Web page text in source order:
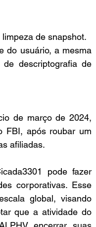
de snapshot.
do usuário, a mesma
descriptografia de
de março de 2024,
FBI, após roubar um
afiliadas.
pode fazer
corporativas. Esse
global, visando
que a atividade do